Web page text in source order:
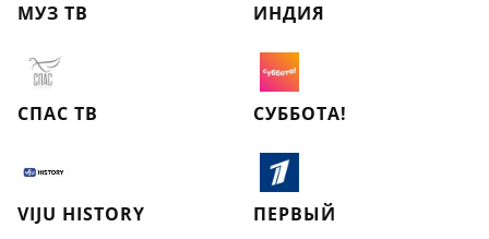
МУЗ ТВ ИНДИЯ
СПАС ТВ СУББОТА!
VIJU HISTORY ПЕРВЫЙ